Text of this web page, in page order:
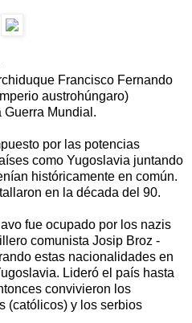
Francisco Fernando
austrohúngaro)
Mundial.
por las potencias
como Yugoslavia juntando
históricamente en común.
en la década del 90.
fue ocupado por los nazis
comunista Josip Broz -
estas nacionalidades en
Lideró el país hasta
convivieron los
(católicos) y los serbios